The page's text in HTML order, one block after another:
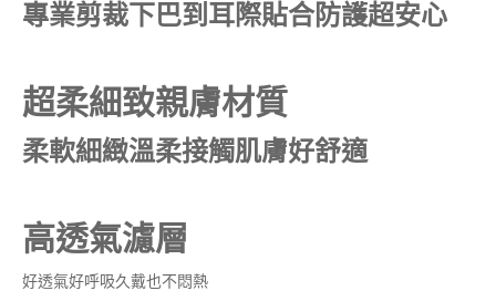
專業剪裁下巴到耳際貼合防護超安心
超柔細致親膚材質
柔軟細緻溫柔接觸肌膚好舒適
高透氣濾層
好透氣好呼吸久戴也不悶熱